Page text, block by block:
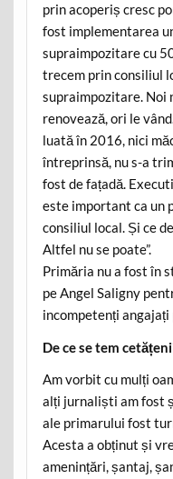
prin acoperiș cresc
fost implementarea
supraimpozitare cu
trecem prin consiliul
supraimpozitare. Noi
renovează, ori le
luată în 2016, nici
întreprinsă, nu s-a
fost de fațadă.
este important ca un
consiliul local. Și ce
Altfel nu se poate”.
Primăria nu a fost în
pe Angel Saligny
incompetenți
De ce se tem
Am vorbit cu mulți
alți jurnaliști am fost
ale primarului fost
Acesta a obținut și
amenințări, șantaj,